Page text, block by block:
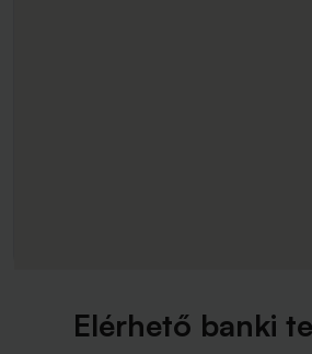
Elérhető banki